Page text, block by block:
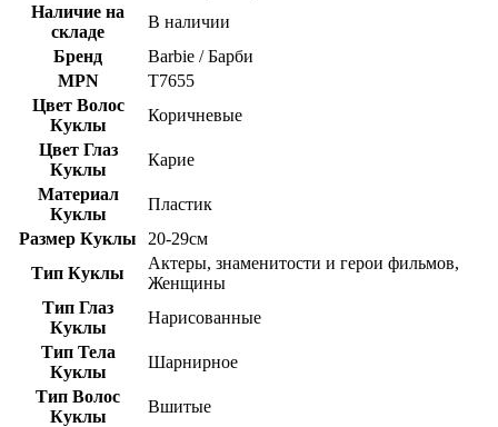
Наличие на
складе
В наличии
Бренд
Barbie / Барби
MPN
T7655
Цвет Волос
Куклы
Коричневые
Цвет Глаз
Куклы
Карие
Материал
Куклы
Пластик
Размер Куклы
20-29см
Тип Куклы
Актеры, знаменитости и герои фильмов,
Женщины
Тип Глаз
Куклы
Нарисованные
Тип Тела
Куклы
Шарнирное
Тип Волос
Куклы
Вшитые